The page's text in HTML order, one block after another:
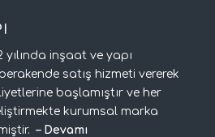
yılında inşaat ve yapı
satış hizmeti vererek
başlamıştır ve her
kurumsal marka
– Devamı